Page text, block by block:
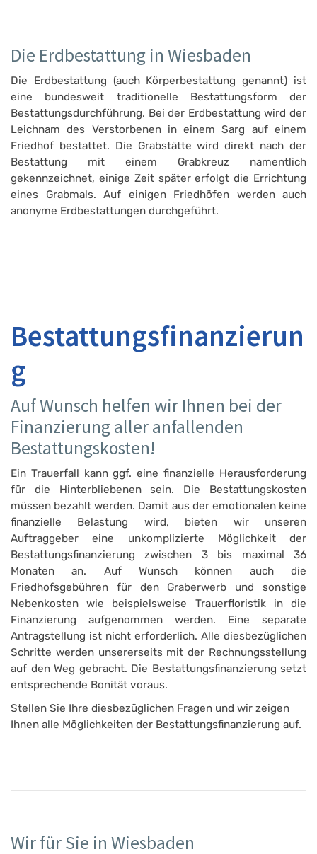
Die Erdbestattung in Wiesbaden
Die Erdbestattung (auch Körperbestattung genannt) ist
eine bundesweit traditionelle Bestattungsform der
Bestattungsdurchführung. Bei der Erdbestattung wird der
Leichnam des Verstorbenen in einem Sarg auf einem
Friedhof bestattet. Die Grabstätte wird direkt nach der
Bestattung mit einem Grabkreuz namentlich
gekennzeichnet, einige Zeit später erfolgt die Errichtung
eines Grabmals. Auf einigen Friedhöfen werden auch
anonyme Erdbestattungen durchgeführt.
Bestattungsfinanzierun
g
Auf Wunsch helfen wir Ihnen bei der
Finanzierung aller anfallenden
Bestattungskosten!
Ein Trauerfall kann ggf. eine finanzielle Herausforderung
für die Hinterbliebenen sein. Die Bestattungskosten
müssen bezahlt werden. Damit aus der emotionalen keine
finanzielle Belastung wird, bieten wir unseren
Auftraggeber eine unkomplizierte Möglichkeit der
Bestattungsfinanzierung zwischen 3 bis maximal 36
Monaten an. Auf Wunsch können auch die
Friedhofsgebühren für den Graberwerb und sonstige
Nebenkosten wie beispielsweise Trauerfloristik in die
Finanzierung aufgenommen werden. Eine separate
Antragstellung ist nicht erforderlich. Alle diesbezüglichen
Schritte werden unsererseits mit der Rechnungsstellung
auf den Weg gebracht. Die Bestattungsfinanzierung setzt
entsprechende Bonität voraus.
Stellen Sie Ihre diesbezüglichen Fragen und wir zeigen
Ihnen alle Möglichkeiten der Bestattungsfinanzierung auf.
Wir für Sie in Wiesbaden